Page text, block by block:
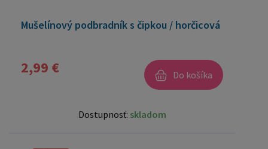
Mušelínový podbradník s čipkou / horčicová
2,99 € Do košíka
Dostupnosť: skladom